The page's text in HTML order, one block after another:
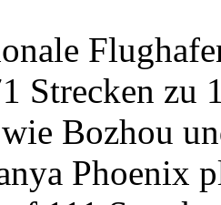
Strecken zu
Bozhou
Phoenix